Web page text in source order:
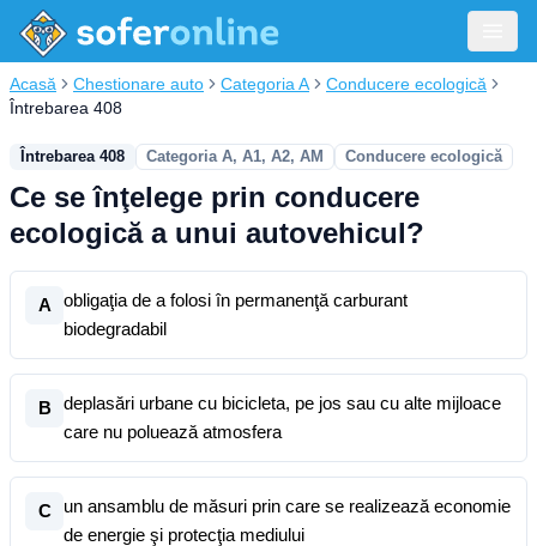
Acasă Chestionare auto Categoria A
Conducere ecologică
Întrebarea 408
Întrebarea 408 Categoria A, A1, A2, AM Conducere ecologică
Ce se înţelege prin conducere
ecologică a unui autovehicul?
A
obligaţia de a folosi în permanenţă carburant
biodegradabil
B
deplasări urbane cu bicicleta, pe jos sau cu alte mijloace
care nu poluează atmosfera
C
un ansamblu de măsuri prin care se realizează economie
de energie şi protecţia mediului